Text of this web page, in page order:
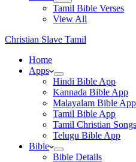
Tamil Bible Verses
View All
Christian Slave Tamil
Home
Apps
Hindi Bible App
Kannada Bible App
Malayalam Bible App
Tamil Bible App
Tamil Christian
Telugu Bible App
Bible
Bible Details